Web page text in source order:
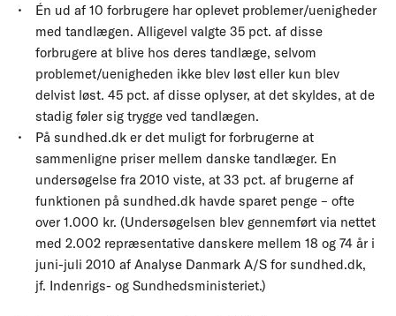
Én ud af 10 forbrugere har oplevet problemer/uenigheder
med tandlægen. Alligevel valgte 35 pct. af disse
forbrugere at blive hos deres tandlæge, selvom
problemet/uenigheden ikke blev løst eller kun blev
delvist løst. 45 pct. af disse oplyser, at det skyldes, at de
stadig føler sig trygge ved tandlægen.
På sundhed.dk er det muligt for forbrugerne at
sammenligne priser mellem danske tandlæger. En
undersøgelse fra 2010 viste, at 33 pct. af brugerne af
funktionen på sundhed.dk havde sparet penge – ofte
over 1.000 kr. (Undersøgelsen blev gennemført via nettet
med 2.002 repræsentative danskere mellem 18 og 74 år i
juni-juli 2010 af Analyse Danmark A/S for sundhed.dk,
jf. Indenrigs- og Sundhedsministeriet.)